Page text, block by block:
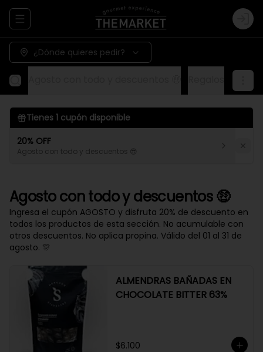
Abrir menu de navegación Login
¿Dónde quieres pedir?
Tienes 1 cupón disponible
20% OFF
Agosto con todo y descuentos 😎
Agosto con todo y descuentos 🤑
Ingresa el cupón AGOSTO y disfruta 20% de descuento en
todos los productos de esta sección. No acumulable con
otros descuentos. No aplica propina. Válido del 01 al 31 de
agosto. 🎊
ALMENDRAS BAÑADAS EN
CHOCOLATE BITTER 63%
$6.100